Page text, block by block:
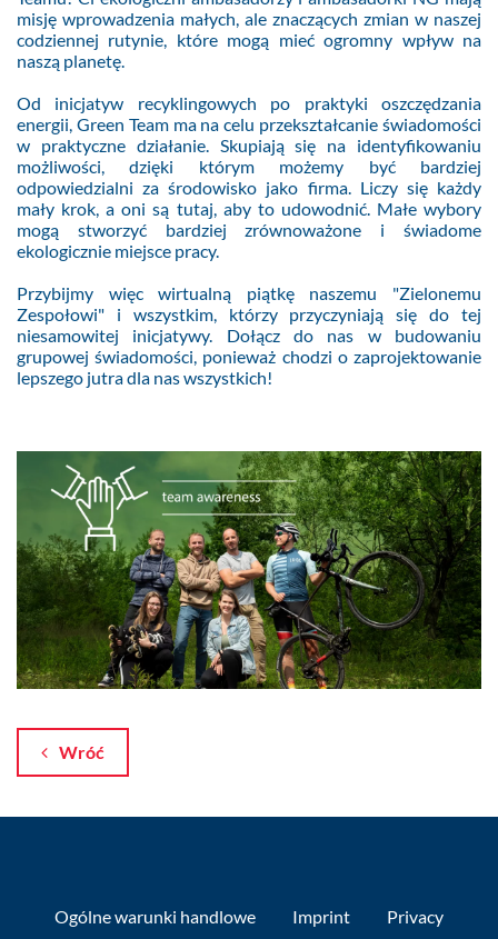
misję wprowadzenia małych, ale znaczących zmian w naszej
codziennej rutynie, które mogą mieć ogromny wpływ na
naszą planetę.
Od inicjatyw recyklingowych po praktyki oszczędzania
energii, Green Team ma na celu przekształcanie świadomości
w praktyczne działanie. Skupiają się na identyfikowaniu
możliwości, dzięki którym możemy być bardziej
odpowiedzialni za środowisko jako firma. Liczy się każdy
mały krok, a oni są tutaj, aby to udowodnić. Małe wybory
mogą stworzyć bardziej zrównoważone i świadome
ekologicznie miejsce pracy.
Przybijmy więc wirtualną piątkę naszemu "Zielonemu
Zespołowi" i wszystkim, którzy przyczyniają się do tej
niesamowitej inicjatywy. Dołącz do nas w budowaniu
grupowej świadomości, ponieważ chodzi o zaprojektowanie
lepszego jutra dla nas wszystkich!
Wróć
Ogólne warunki handlowe Imprint Privacy